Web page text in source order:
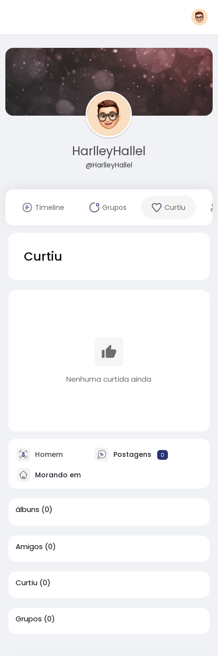
HarlleyHallel
@HarlleyHallel
Timeline Grupos Curtiu
Curtiu
Nenhuma curtida ainda
Homem Postagens 0
Morando em
álbuns (0)
Amigos (0)
Curtiu (0)
Grupos (0)